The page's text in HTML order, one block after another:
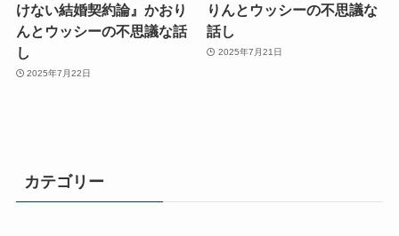
けない結婚契約論』かおり
んとウッシーの不思議な話
し
2025年7月22日
りんとウッシーの不思議な
話し
2025年7月21日
カテゴリー